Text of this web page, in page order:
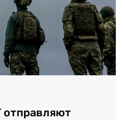
отправляют